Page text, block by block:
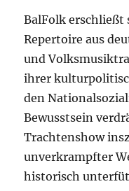
BalFolk erschließt
Repertoire aus
und
ihrer
den
Bewusstsein
Trachtenshow
unverkrampfter
historisch